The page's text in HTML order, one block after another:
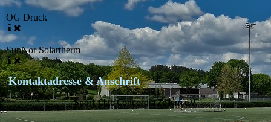
OG Druck
SunNor Solartherm
Kontaktadresse & Anschrift
Sport-Club Concordia Zollern e.V.